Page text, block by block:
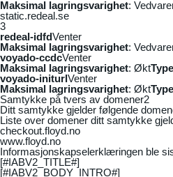
Maksimal lagringsvarighet:
static.redeal.se
3
redeal-idfdVenter
Maksimal lagringsvarighet:
voyado-ccdcVenter
Maksimal lagringsvarighet: ØktType
voyado-initurlVenter
Maksimal lagringsvarighet: ØktType
Samtykke på tvers av domener2
Ditt samtykke gjelder følgende
Liste over domener ditt samtykke
checkout.floyd.no
www.floyd.no
Informasjonskapselerklæringen ble
[#IABV2_TITLE#]
[#IABV2_BODY_INTRO#]